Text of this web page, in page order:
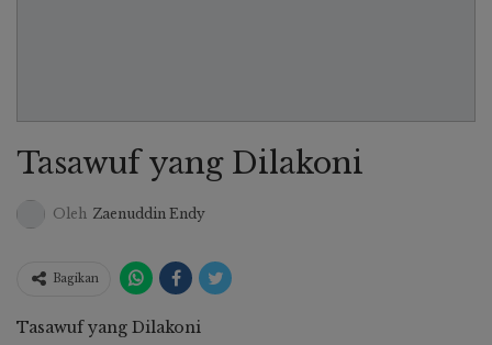
Tasawuf yang Dilakoni
Oleh Zaenuddin Endy
Bagikan
Tasawuf yang Dilakoni